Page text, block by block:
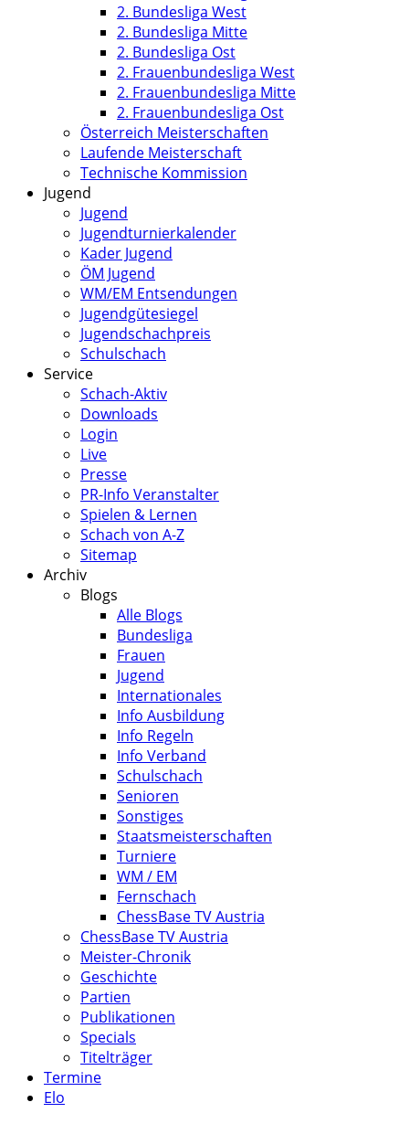
2. Bundesliga West
2. Bundesliga Mitte
2. Bundesliga Ost
2. Frauenbundesliga West
2. Frauenbundesliga Mitte
2. Frauenbundesliga Ost
Österreich Meisterschaften
Laufende Meisterschaft
Technische Kommission
Jugend
Jugend
Jugendturnierkalender
Kader Jugend
ÖM Jugend
WM/EM Entsendungen
Jugendgütesiegel
Jugendschachpreis
Schulschach
Service
Schach-Aktiv
Downloads
Login
Live
Presse
PR-Info Veranstalter
Spielen & Lernen
Schach von A-Z
Sitemap
Archiv
Blogs
Alle Blogs
Bundesliga
Frauen
Jugend
Internationales
Info Ausbildung
Info Regeln
Info Verband
Schulschach
Senioren
Sonstiges
Staatsmeisterschaften
Turniere
WM / EM
Fernschach
ChessBase TV Austria
ChessBase TV Austria
Meister-Chronik
Geschichte
Partien
Publikationen
Specials
Titelträger
Termine
Elo